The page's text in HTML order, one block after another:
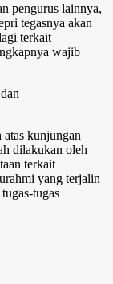
pengurus lainnya,
tegasnya akan
terkait
wajib
kunjungan
dilakukan oleh
terkait
yang terjalin
tugas